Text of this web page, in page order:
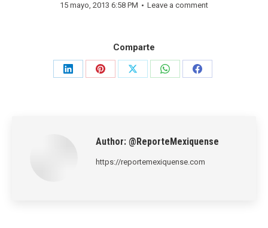
15 mayo, 2013 6:58 PM
Leave a comment
Comparte
Share
Share
Share
Share
Share
Author: @ReporteMexiquense
https://reportemexiquense.com